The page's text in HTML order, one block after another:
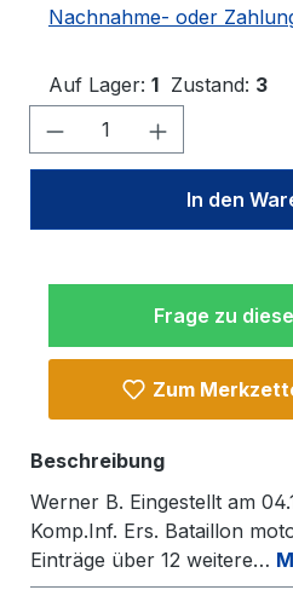
Nachnahme- oder
Auf Lager: 1 Zustand: 3
Produkt Anzahl:
In den
Frage zu
Zum
Beschreibung
Werner B. Eingestellt am
Komp.Inf. Ers. Bataillon
Einträge über 12 weitere…